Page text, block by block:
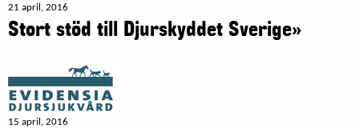
21 april, 2016
Stort stöd till Djurskyddet Sverige»
15 april, 2016